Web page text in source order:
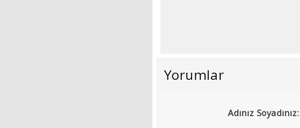
Yorumlar
Adınız Soyadınız: